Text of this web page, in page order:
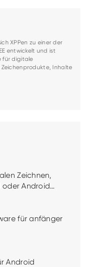
XPPen zu einer der
entwickelt und ist
für digitale
Inhalte
Zeichnen,
oder Android
für anfänger
Android